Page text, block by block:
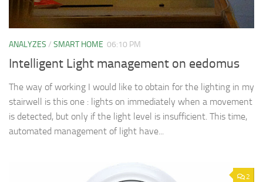
ANALYZES / SMART HOME 06:10 PM
Intelligent Light management on eedomus
The way of working I would like to obtain for the lighting in my
stairwell is this one : lights on immediately when a movement
is detected, but only if the light level is insufficient. This time,
automated management of light have...
2